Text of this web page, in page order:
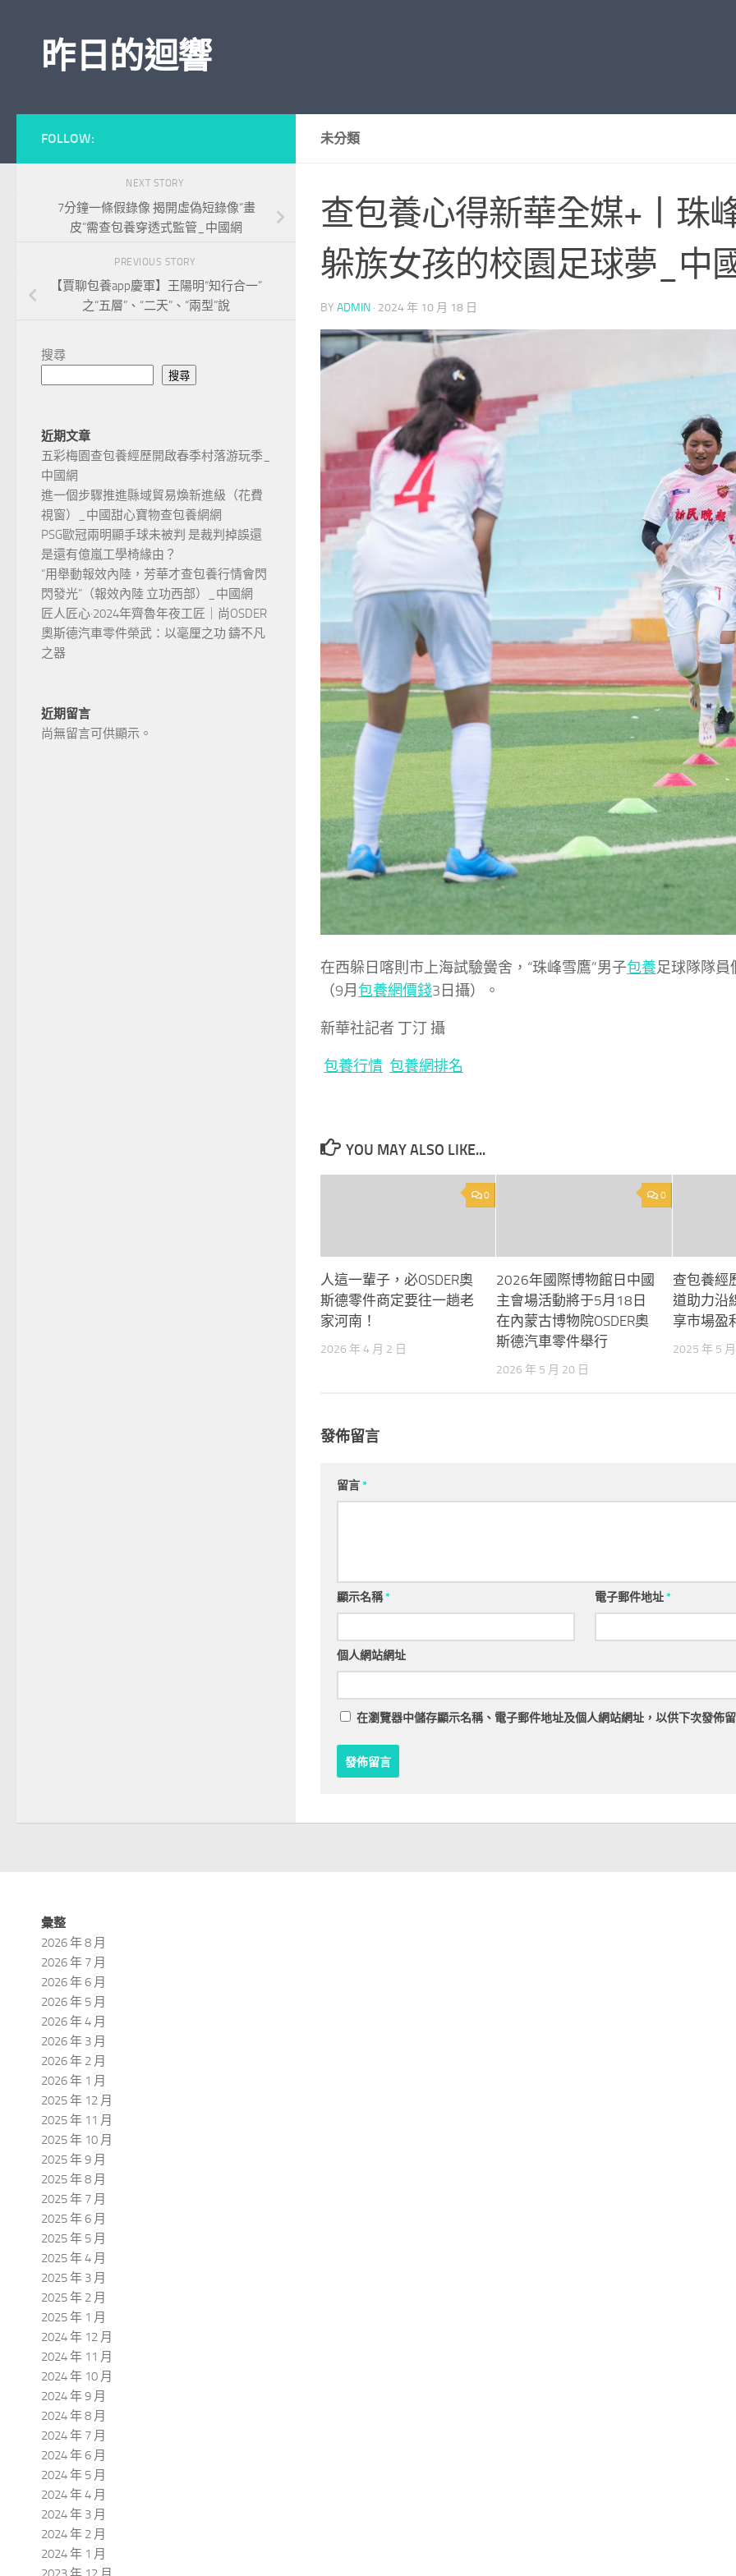
昨日的迴響
未分類
查包養心得新華全媒+丨珠
躲族女孩的校園足球夢_中
BY ADMIN · 2024 年 10 月 18 日
在西躲日喀則市上海試驗黌舍，“珠峰雪鷹”男子包養足球隊隊員
（9月包養網價錢3日攝）。
新華社記者 丁汀 攝
包養行情 包養網排名
YOU MAY ALSO LIKE...
0
人這一輩子，必OSDER奧
斯德零件商定要往一趟老
家河南！
2026 年 4 月 2 日
0
2026年國際博物館日中國
主會場活動將于5月18日
在內蒙古博物院OSDER奧
斯德汽車零件舉行
2026 年 5 月 20 日
查包養經
道助力沿
享市場盈
2025 年 5
發佈留言
留言*
顯示名稱* 電子郵件地址*
個人網站網址
在瀏覽器中儲存顯示名稱、電子郵件地址及個人網站網址，以供下次發佈
FOLLOW:
NEXT STORY
7分鐘一條假錄像 揭開虛偽短錄像“畫
皮”需查包養穿透式監管_中國網
PREVIOUS STORY
【賈聊包養app慶軍】王陽明“知行合一”
之“五層”、“二天”、“兩型”說
搜尋
搜尋
近期文章
五彩梅園查包養經歷開啟春季村落游玩季_
中國網
進一個步驟推進縣域貿易煥新進級（花費
視窗）_中國甜心寶物查包養網網
PSG歐冠兩明顯手球未被判 是裁判掉誤還
是還有億嵐工學椅緣由？
“用舉動報效內陸，芳華才查包養行情會閃
閃發光”（報效內陸 立功西部）_中國網
匠人匠心·2024年齊魯年夜工匠｜尚OSDER
奧斯德汽車零件榮武：以毫厘之功 鑄不凡
之器
近期留言
尚無留言可供顯示。
彙整
2026 年 8 月
2026 年 7 月
2026 年 6 月
2026 年 5 月
2026 年 4 月
2026 年 3 月
2026 年 2 月
2026 年 1 月
2025 年 12 月
2025 年 11 月
2025 年 10 月
2025 年 9 月
2025 年 8 月
2025 年 7 月
2025 年 6 月
2025 年 5 月
2025 年 4 月
2025 年 3 月
2025 年 2 月
2025 年 1 月
2024 年 12 月
2024 年 11 月
2024 年 10 月
2024 年 9 月
2024 年 8 月
2024 年 7 月
2024 年 6 月
2024 年 5 月
2024 年 4 月
2024 年 3 月
2024 年 2 月
2024 年 1 月